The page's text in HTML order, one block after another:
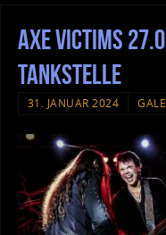
Axe Victims
Tankstelle
31. JANUAR 2024